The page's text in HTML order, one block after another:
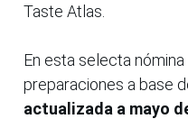
Taste Atlas.
En esta selecta
preparaciones a base
actualizada a mayo